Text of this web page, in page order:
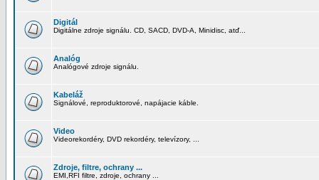
Digitál
Digitálne zdroje signálu. CD, SACD, DVD-A, Minidisc, atď...
Analóg
Analógové zdroje signálu.
Kabeláž
Signálové, reproduktorové, napájacie káble.
Video
Videorekordéry, DVD rekordéry, televízory, ...
Zdroje, filtre, ochrany ...
EMI,RFI filtre, zdroje, ochrany ...